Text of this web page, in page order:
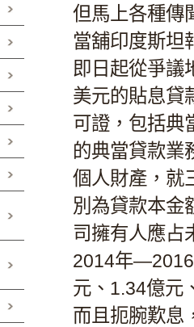
但馬上各種傳
當舖印度斯坦
即日起從爭議
美元的貼息貸
可證，包括典
的典當貸款業
個人財產，就
別為貸款本金
司擁有人應占
2014年—2016
元、1.34億元
而且扼腕歎息